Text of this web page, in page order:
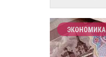
ЭКОНОМИКА